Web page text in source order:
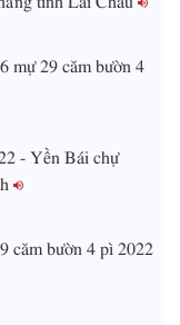
mự 29 căm bườn 4
- Yền Bái chự
căm bườn 4 pì 2022